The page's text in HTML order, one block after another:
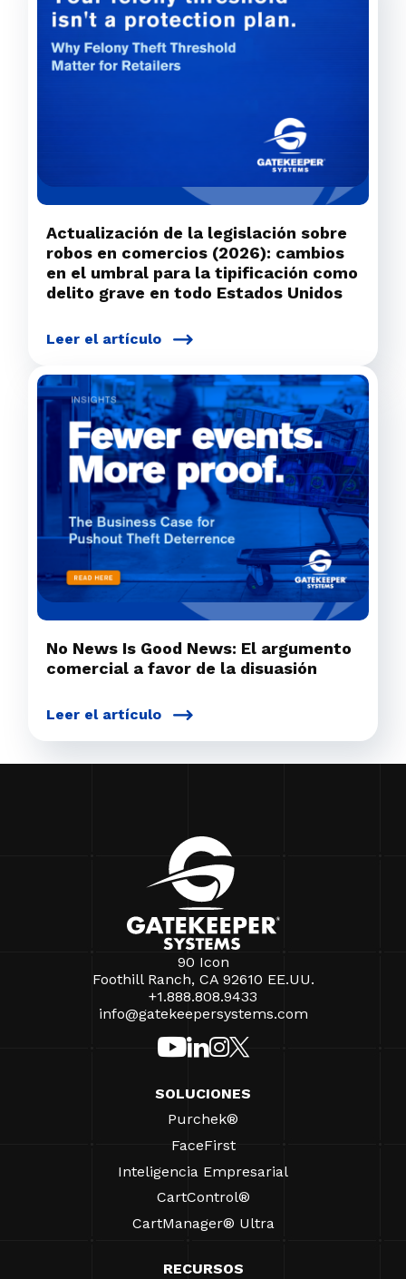
Actualización de la legislación sobre
robos en comercios (2026): cambios
en el umbral para la tipificación como
delito grave en todo Estados Unidos
Leer el artículo
No News Is Good News: El argumento
comercial a favor de la disuasión
Leer el artículo
90 Icon
Foothill Ranch, CA 92610 EE.UU.
+1.888.808.9433
info@gatekeepersystems.com
SOLUCIONES
Purchek®
FaceFirst
Inteligencia Empresarial
CartControl®
CartManager® Ultra
RECURSOS